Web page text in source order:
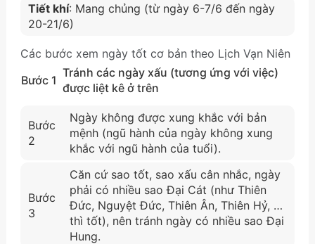
Tiết khí: Mang chủng (từ ngày 6-7/6 đến ngày
20-21/6)
Các bước xem ngày tốt cơ bản theo Lịch Vạn Niên
Bước 1
Tránh các ngày xấu (tương ứng với việc)
được liệt kê ở trên
Bước
2
Ngày không được xung khắc với bản
mệnh (ngũ hành của ngày không xung
khắc với ngũ hành của tuổi).
Bước
3
Căn cứ sao tốt, sao xấu cân nhắc, ngày
phải có nhiều sao Đại Cát (như Thiên
Đức, Nguyệt Đức, Thiên Ân, Thiên Hỷ, …
thì tốt), nên tránh ngày có nhiều sao Đại
Hung.